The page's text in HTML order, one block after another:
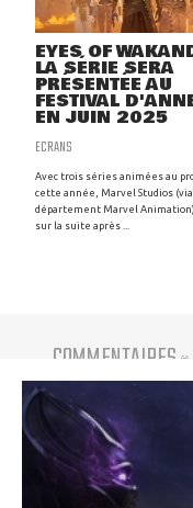
EYES OF
LA SÉRIE SERA
PRÉSENTÉE AU
FESTIVAL
EN JUIN 2025
ECRANS
Avec trois séries animées au
cette année, Marvel Studios
département Marvel
sur la suite après ...
COMMENTAIRES (0)
Vous devez être